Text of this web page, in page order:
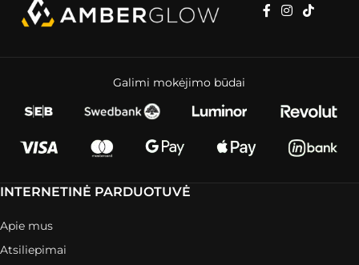
Galimi mokėjimo būdai
INTERNETINĖ PARDUOTUVĖ
Apie mus
Atsiliepimai